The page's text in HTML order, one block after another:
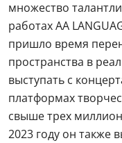
множество
работах AA
пришло время
пространства в
выступать с
платформах
свыше трех
2023 году он также